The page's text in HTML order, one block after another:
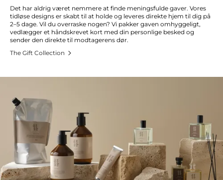
Det har aldrig været nemmere at finde meningsfulde gaver. Vores
tidløse designs er skabt til at holde og leveres direkte hjem til dig på
2–5 dage. Vil du overraske nogen? Vi pakker gaven omhyggeligt,
vedlægger et håndskrevet kort med din personlige besked og
sender den direkte til modtagerens dør.
The Gift Collection